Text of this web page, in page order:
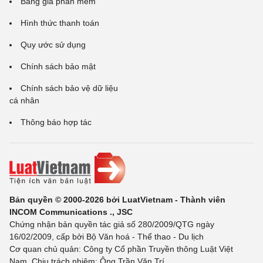
Hình thức thanh toán
Quy ước sử dụng
Chính sách bảo mật
Chính sách bảo vệ dữ liệu
cá nhân
Thông báo hợp tác
Bản quyền © 2000-2026 bởi LuatVietnam - Thành viên
INCOM Communications ., JSC
Chứng nhận bản quyền tác giả số 280/2009/QTG ngày
16/02/2009, cấp bởi Bộ Văn hoá - Thể thao - Du lịch
Cơ quan chủ quản: Công ty Cổ phần Truyền thông Luật Việt